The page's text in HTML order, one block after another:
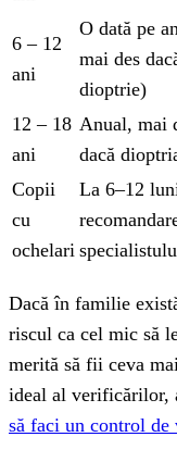
6 – 12
ani
O dată pe
mai des
dioptrie)
12 – 18
ani
Anual, mai
dacă
Copii
cu
ochelari
La 6–12
Dacă în familie
riscul ca cel mic să
merită să fii ceva
ideal al verificărilor,
să faci un control de